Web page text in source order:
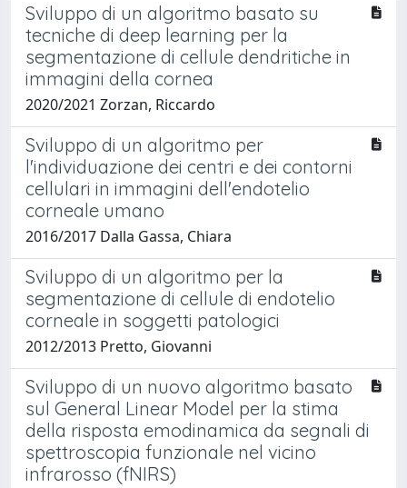
Sviluppo di un algoritmo basato su
tecniche di deep learning per la
segmentazione di cellule dendritiche in
immagini della cornea
2020/2021 Zorzan, Riccardo
Sviluppo di un algoritmo per
l'individuazione dei centri e dei contorni
cellulari in immagini dell'endotelio
corneale umano
2016/2017 Dalla Gassa, Chiara
Sviluppo di un algoritmo per la
segmentazione di cellule di endotelio
corneale in soggetti patologici
2012/2013 Pretto, Giovanni
Sviluppo di un nuovo algoritmo basato
sul General Linear Model per la stima
della risposta emodinamica da segnali di
spettroscopia funzionale nel vicino
infrarosso (fNIRS)